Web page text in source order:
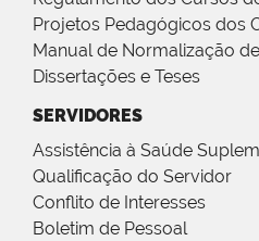
Projetos Pedagógicos dos
Manual de Normalização
Dissertações e Teses
SERVIDORES
Assistência à Saúde
Qualificação do Servidor
Conflito de Interesses
Boletim de Pessoal